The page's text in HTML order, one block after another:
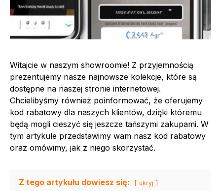
Witajcie w naszym showroomie! Z przyjemnością
prezentujemy nasze najnowsze kolekcje, które są
dostępne na naszej stronie internetowej.
Chcielibyśmy również poinformować, że oferujemy
kod rabatowy dla naszych klientów, dzięki któremu
będą mogli cieszyć się jeszcze tańszymi zakupami. W
tym artykule przedstawimy wam nasz kod rabatowy
oraz omówimy, jak z niego skorzystać.
Z tego artykułu dowiesz się: ukryj